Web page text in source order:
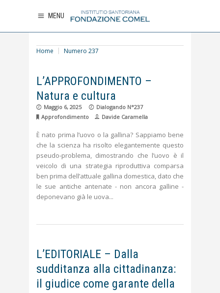
MENU
Home Numero 237
L’APPROFONDIMENTO –
Natura e cultura
Maggio 6, 2025
Dialogando N°237
Approfondimento
Davide Caramella
È nato prima l’uovo o la gallina? Sappiamo bene
che la scienza ha risolto elegantemente questo
pseudo-problema, dimostrando che l’uovo è il
veicolo di una strategia riproduttiva comparsa
ben prima dell’attuale gallina domestica, dato che
le sue antiche antenate - non ancora galline -
deponevano già le uova
L’EDITORIALE – Dalla
sudditanza alla cittadinanza:
il giudice come garante della